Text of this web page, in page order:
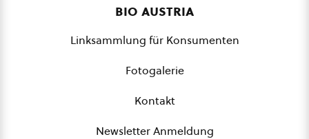
bio austria
Linksammlung für Konsumenten
Fotogalerie
Kontakt
Newsletter Anmeldung